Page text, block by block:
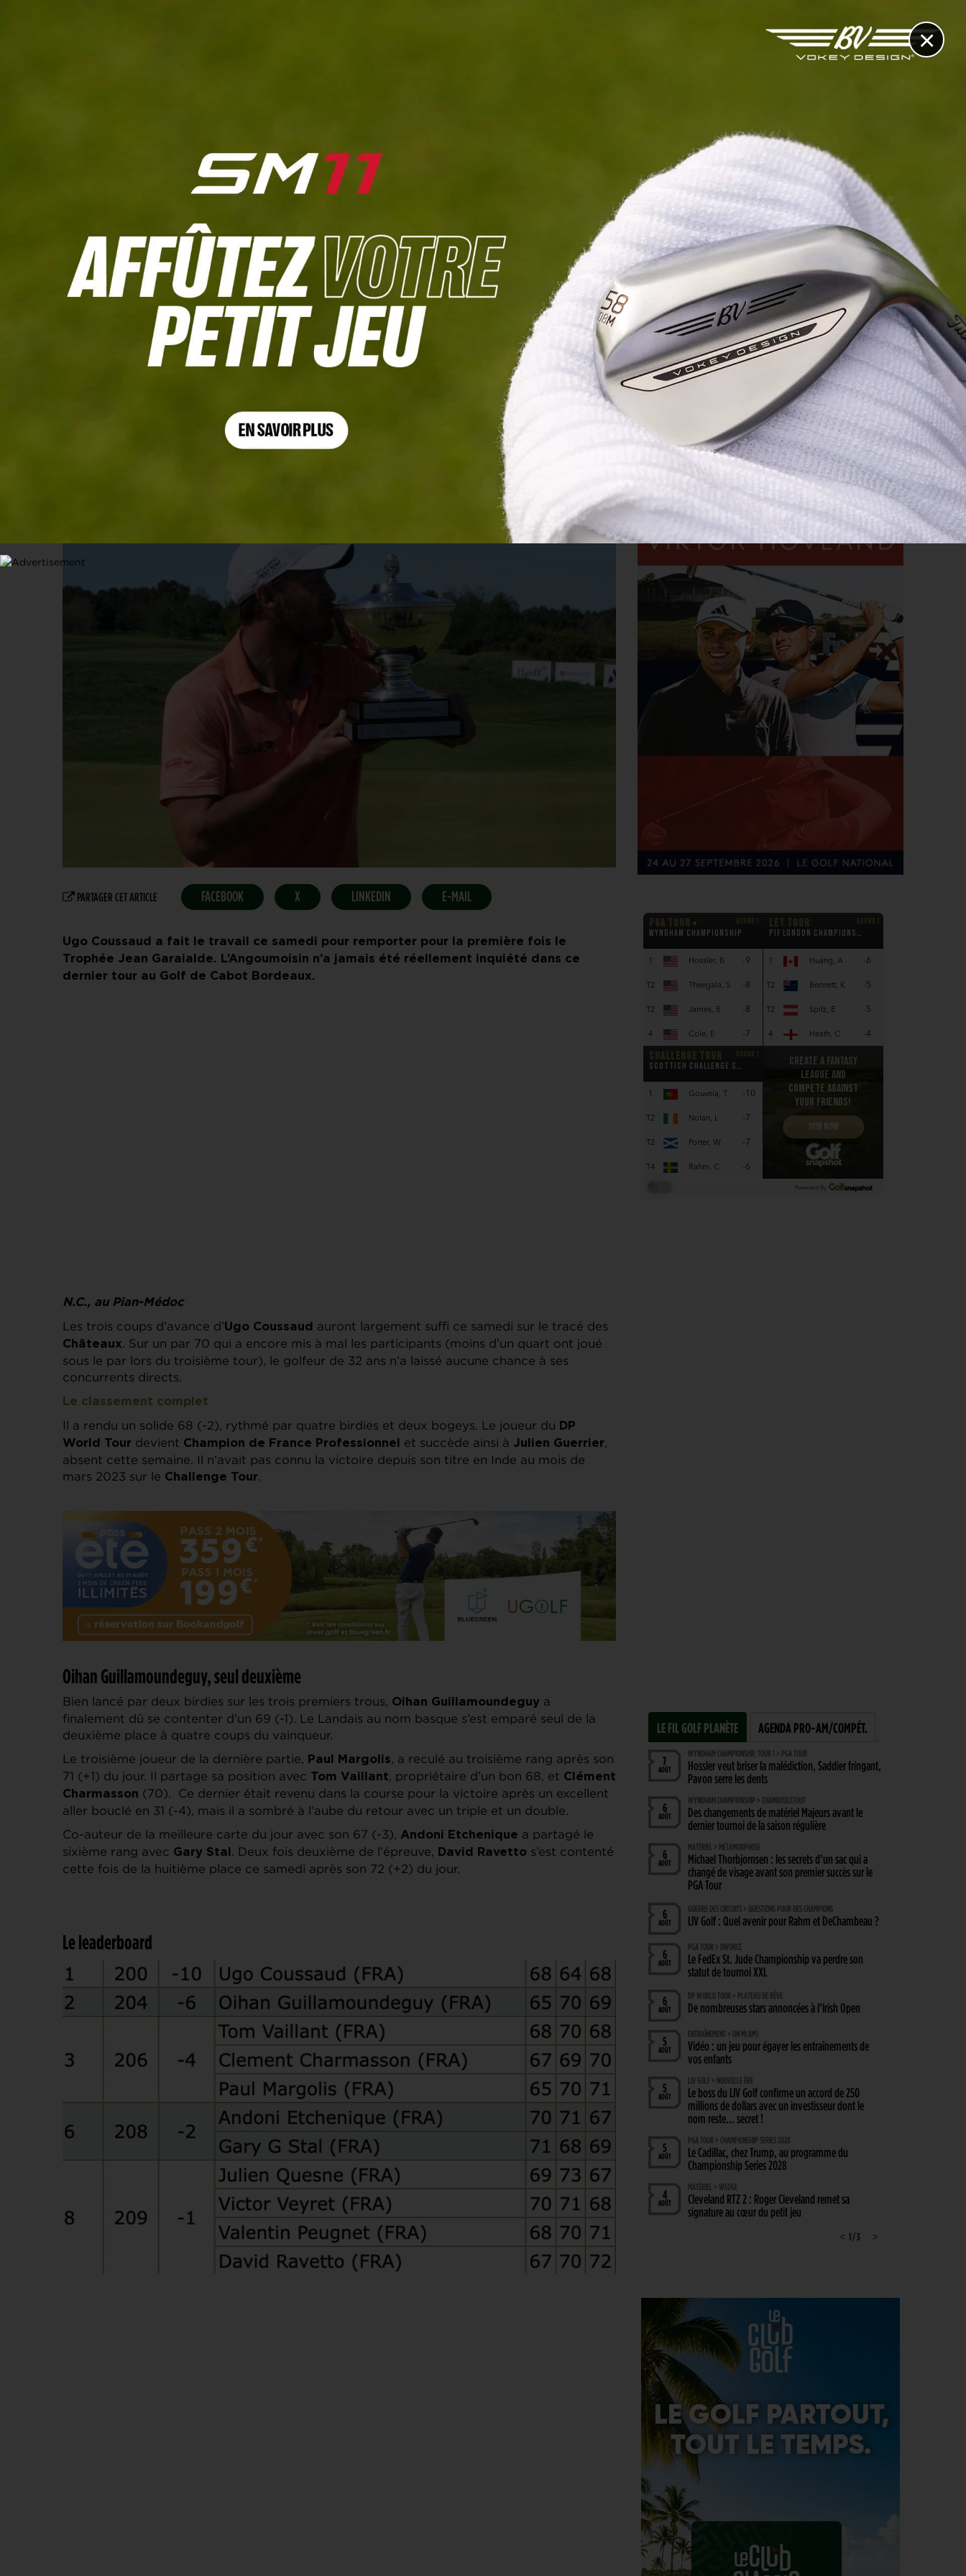
×
CHAMPIONNAT DE FRANCE PROFESSIONNEL, TOUR 3
Ugo Coussaud tient son rang et remporte le titre national
PARTAGER CET ARTICLE FACEBOOK X LINKEDIN E-MAIL
Ugo Coussaud a fait le travail ce samedi pour remporter pour la première fois le
Trophée Jean Garaialde. L’Angoumoisin n’a jamais été réellement inquiété dans ce
dernier tour au Golf de Cabot Bordeaux.
N.C., au Pian-Médoc
Les trois coups d’avance d’Ugo Coussaud auront largement suffi ce samedi sur le tracé des
Châteaux. Sur un par 70 qui a encore mis à mal les participants (moins d’un quart ont joué
sous le par lors du troisième tour), le golfeur de 32 ans n’a laissé aucune chance à ses
concurrents directs.
Le classement complet
Il a rendu un solide 68 (-2), rythmé par quatre birdies et deux bogeys. Le joueur du DP
World Tour devient Champion de France Professionnel et succède ainsi à Julien Guerrier,
absent cette semaine. Il n’avait pas connu la victoire depuis son titre en Inde au mois de
mars 2023 sur le Challenge Tour.
Oihan Guillamoundeguy, seul deuxième
Bien lancé par deux birdies sur les trois premiers trous, Oihan Guillamoundeguy a
finalement dû se contenter d’un 69 (-1). Le Landais au nom basque s’est emparé seul de la
deuxième place à quatre coups du vainqueur.
Le troisième joueur de la dernière partie, Paul Margolis, a reculé au troisième rang après son
71 (+1) du jour. Il partage sa position avec Tom Vaillant, propriétaire d’un bon 68, et Clément
Charmasson (70). Ce dernier était revenu dans la course pour la victoire après un excellent
aller bouclé en 31 (-4), mais il a sombré à l’aube du retour avec un triple et un double.
Co-auteur de la meilleure carte du jour avec son 67 (-3), Andoni Etchenique a partagé le
sixième rang avec Gary Stal . Deux fois deuxième de l’épreuve, David Ravetto s’est contenté
cette fois de la huitième place ce samedi après son 72 (+2) du jour.
Le leaderboard
LE FIL GOLF PLANÈTE AGENDA PRO-AM/COMPÉT.
7
AOÛT
WYNDHAM CHAMPIONSHIP, TOUR 1 > PGA TOUR
Hossler veut briser la malédiction, Saddier fringant,
Pavon serre les dents
6
AOÛT
WYNDHAM CHAMPIONSHIP > CHAMBOULETOUT
Des changements de matériel Majeurs avant le
dernier tournoi de la saison régulière
6
AOÛT
MATÉRIEL > MÉTAMORPHOSE
Michael Thorbjornsen : les secrets d’un sac qui a
changé de visage avant son premier succès sur le
PGA Tour
6
AOÛT
GUERRE DES CIRCUITS > QUESTIONS POUR DES CHAMPIONS
LIV Golf : Quel avenir pour Rahm et DeChambeau ?
6
AOÛT
PGA TOUR > DIVORCE
Le FedEx St. Jude Championship va perdre son
statut de tournoi XXL
6
AOÛT
DP WORLD TOUR > PLATEAU DE RÊVE
De nombreuses stars annoncées à l’Irish Open
5
AOÛT
ENTRAÎNEMENT > ON M(&M)
Vidéo : un jeu pour égayer les entraînements de
vos enfants
5
AOÛT
LIV GOLF > NOUVELLE ÈRE
Le boss du LIV Golf confirme un accord de 250
millions de dollars avec un investisseur dont le
nom reste… secret !
5
AOÛT
PGA TOUR > CHAMPIONSHIP SERIES 2028
Le Cadillac, chez Trump, au programme du
Championship Series 2028
4
AOÛT
MATÉRIEL > WEDGE
Cleveland RTZ 2 : Roger Cleveland remet sa
signature au cœur du petit jeu
AOÛT
d’excellence, d’innovation et de transmission
4
AOÛT
PGA TOUR > ENJEUX
Fin de saison du PGA Tour : Mode d’emploi
4
AOÛT
SAVOIR VIVRE > LA COMPLAINTE DU GOLFEUR
Etiquette : ne cherchez pas d’excuse, tout le monde
s’en fiche !
4
AOÛT
SOLHEIM CUP 2026 > CHOIX
Solheim Cup 2026 : ces cinq joueuses qui restent à
quai malgré leur candidature
4
SOLHEIM CUP 2026 > QUALIFIÉES !
Angel Yin et Jennifer Kupcho rejoignent Nelly
Cup 2026
4
AOÛT
PGA TOUR > PÉPITE
Qui est Tommy Morrison, la nouvelle pépite qui
s’apprête à débarquer sur le PGA Tour ?
WYNDHAM CHAMPIONSHIP > FEDEXCUP
< >
1 / 3